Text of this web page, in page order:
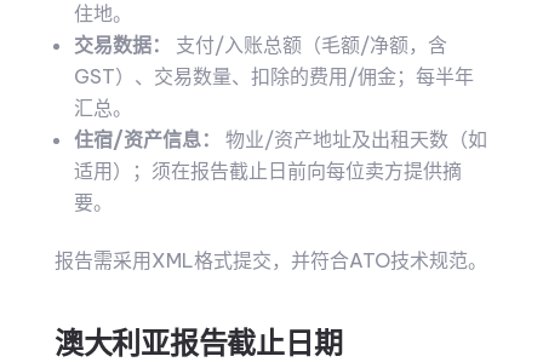
住地。
交易数据：
支付/入账总额（毛额/净额，含
GST）、交易数量、扣除的费用/佣金；每半年
汇总。
住宿/资产信息：
物业/资产地址及出租天数（如
适用）；须在报告截止日前向每位卖方提供摘
要。
报告需采用XML格式提交，并符合ATO技术规范。
澳大利亚报告截止日期